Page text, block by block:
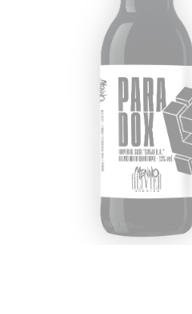
to search or ESC to close